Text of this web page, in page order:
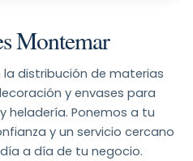
Montemar
distribución de materias
y envases para
heladería. Ponemos a tu
y un servicio cercano
a día de tu negocio.